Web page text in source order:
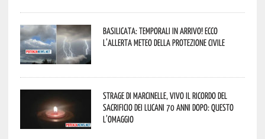
Basilicata: temporali in arrivo! Ecco
l’allerta meteo della Protezione civile
Strage di Marcinelle, vivo il ricordo del
sacrificio dei lucani 70 anni dopo: questo
l’omaggio